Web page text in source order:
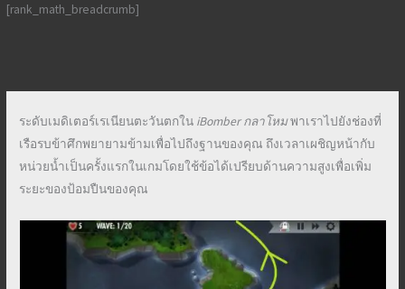
[rank_math_breadcrumb]
ระดับเมดิเตอร์เรเนียนตะวันตกใน iBomber กลาโหมพาเราไปยังช่องที่
เรือรบข้าศึกพยายามข้ามเพื่อไปถึงฐานของคุณ ถึงเวลาเผชิญหน้ากับ
หน่วยน้ำเป็นครั้งแรกในเกมโดยใช้ข้อได้เปรียบด้านความสูงเพื่อเพิ่ม
ระยะของป้อมปืนของคุณ